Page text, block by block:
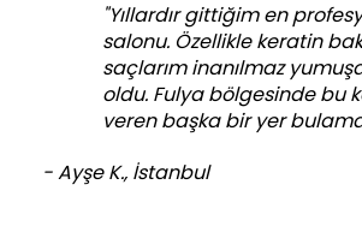
"Yıllardır gittiğim en
salonu. Özellikle keratin
saçlarım inanılmaz
oldu. Fulya bölgesinde bu
veren başka bir yer
- Ayşe K., İstanbul